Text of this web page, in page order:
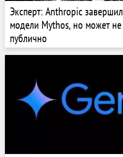
Эксперт: Anthropic
модели Mythos, но может не
публично